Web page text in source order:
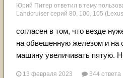
Юрий Питер ответил в тему
Landcruiser серий 80, 100, 105
согласен в том, что везде
на обвешенную железом и на
машину увеличивать пятую.
13 февраля 2023 344 ответа